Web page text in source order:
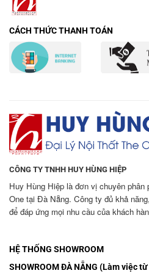
CÁCH THỨC THANH TOÁN
CÔNG TY TNHH HUY HÙNG HIỆP
Huy Hùng Hiệp là đơn vị chuyên
One tại Đà Nẵng. Công ty đủ khả
để đáp ứng mọi nhu cầu của khách
HỆ THỐNG SHOWROOM
SHOWROOM ĐÀ NẴNG (Làm việc